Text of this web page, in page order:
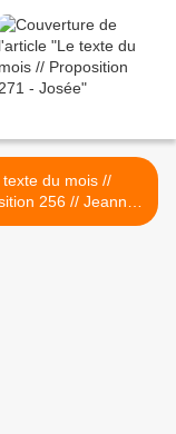
texte du mois //
256 // Jeanne
Vicente >